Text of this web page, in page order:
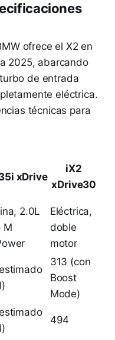
ofrece el X2 en
2025, abarcando
de entrada
eléctrica.
técnicas para
xDrive
iX2
xDrive30
2.0L
M
Eléctrica,
doble
motor
313 (con
Boost
Mode)
494